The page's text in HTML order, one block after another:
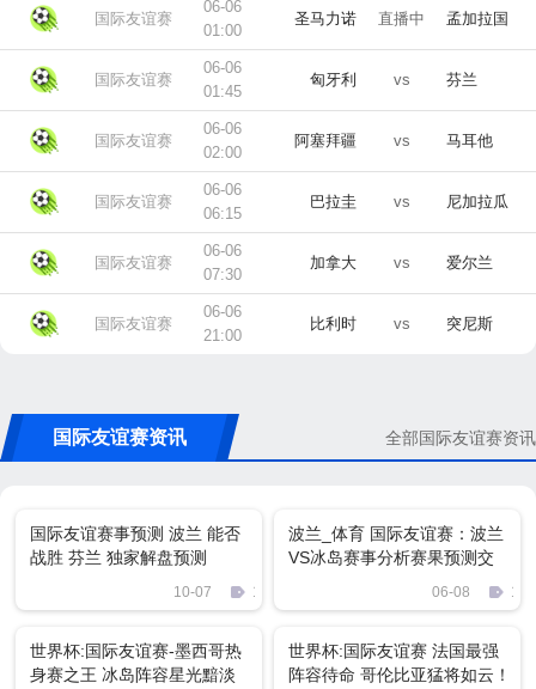
国际友谊赛
06-06
01:00
圣马力诺 直播中 孟加拉国
国际友谊赛
06-06
01:45
匈牙利 vs 芬兰
国际友谊赛
06-06
02:00
阿塞拜疆 vs 马耳他
国际友谊赛
06-06
06:15
巴拉圭 vs 尼加拉瓜
国际友谊赛
06-06
07:30
加拿大 vs 爱尔兰
国际友谊赛
06-06
21:00
比利时 vs 突尼斯
国际友谊赛资讯 全部国际友谊赛资讯
国际友谊赛事预测 波兰 能否
战胜 芬兰 独家解盘预测
10-07 1142
波兰_体育 国际友谊赛：波兰
VS冰岛赛事分析赛果预测交
06-08
世界杯:国际友谊赛-墨西哥热
身赛之王 冰岛阵容星光黯淡
世界杯:国际友谊赛 法国最强
阵容待命 哥伦比亚猛将如云！